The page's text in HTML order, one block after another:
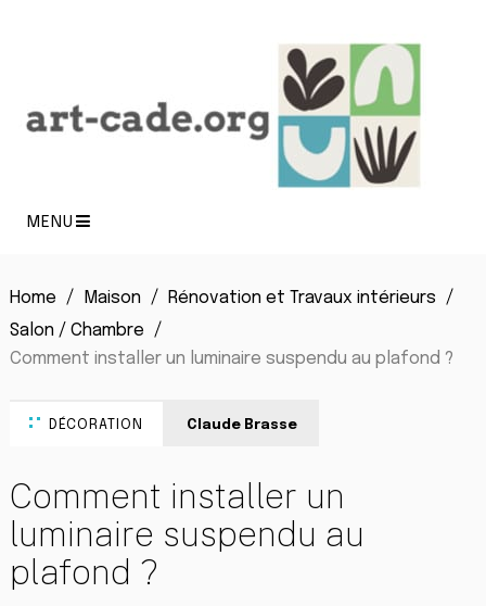
MENU
Home Maison
Rénovation et Travaux intérieurs
Salon / Chambre
Comment installer un luminaire suspendu au plafond ?
DÉCORATION Claude Brasse
Comment installer un
luminaire suspendu au
plafond ?